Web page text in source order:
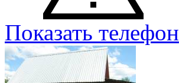
Показать телефон